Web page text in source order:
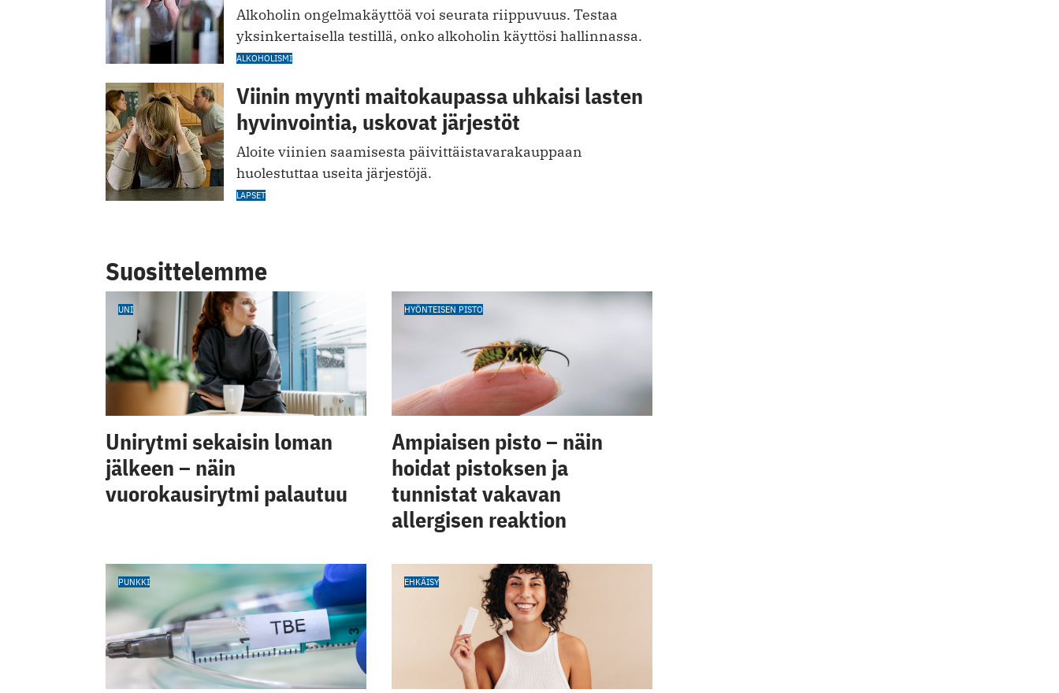
Alkoholin ongelmakäyttöä voi seurata riippuvuus. Testaa
yksinkertaisella testillä, onko alkoholin käyttösi hallinnassa.
ALKOHOLISMI
Viinin myynti maitokaupassa uhkaisi lasten
hyvinvointia, uskovat järjestöt
Aloite viinien saamisesta päivittäistavarakauppaan
huolestuttaa useita järjestöjä.
LAPSET
Suosittelemme
UNI
Unirytmi sekaisin loman
jälkeen – näin
vuorokausirytmi palautuu
HYÖNTEISEN PISTO
Ampiaisen pisto – näin
hoidat pistoksen ja
tunnistat vakavan
allergisen reaktion
PUNKKI EHKÄISY